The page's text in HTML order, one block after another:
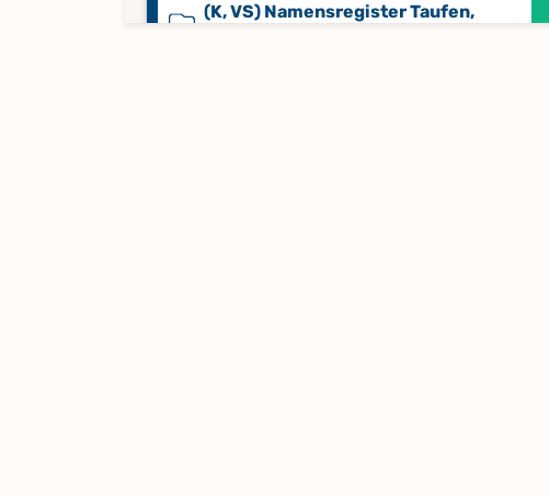
(K, VS) Namensregister Taufen,